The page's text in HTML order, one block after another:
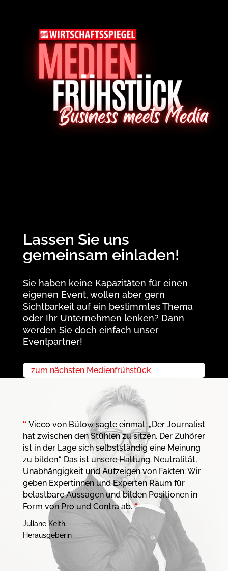
Lassen Sie uns
gemeinsam einladen!
Sie haben keine Kapazitäten für einen
eigenen Event, wollen aber gern
Sichtbarkeit auf ein bestimmtes Thema
oder Ihr Unternehmen lenken? Dann
werden Sie doch einfach unser
Eventpartner!
zum nächsten Medienfrühstück
“ Vicco von Bülow sagte einmal: „Der Journalist
hat zwischen den Stühlen zu sitzen. Der Zuhörer
ist in der Lage sich selbstständig eine Meinung
zu bilden.“ Das ist unsere Haltung. Neutralität,
Unabhängigkeit und Aufzeigen von Fakten: Wir
geben Expertinnen und Experten Raum für
belastbare Aussagen und bilden Positionen in
Form von Pro und Contra ab.“
Juliane Keith,
Herausgeberin